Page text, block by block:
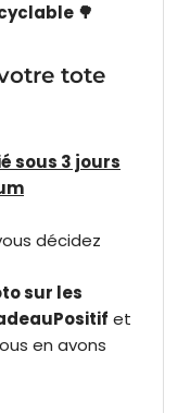
🌳
tote
sous 3 jours
décidez
sur les
et
en avons